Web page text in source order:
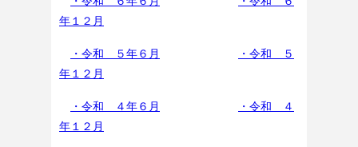
年１２月
・令和 ５年６月
・令和 ５
年１２月
・令和 ４年６月
・令和 ４
年１２月